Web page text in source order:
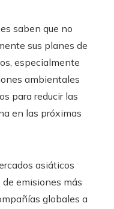
saben que no
sus planes de
especialmente
ambientales
para reducir las
en las próximas
asiáticos
emisiones más
globales a